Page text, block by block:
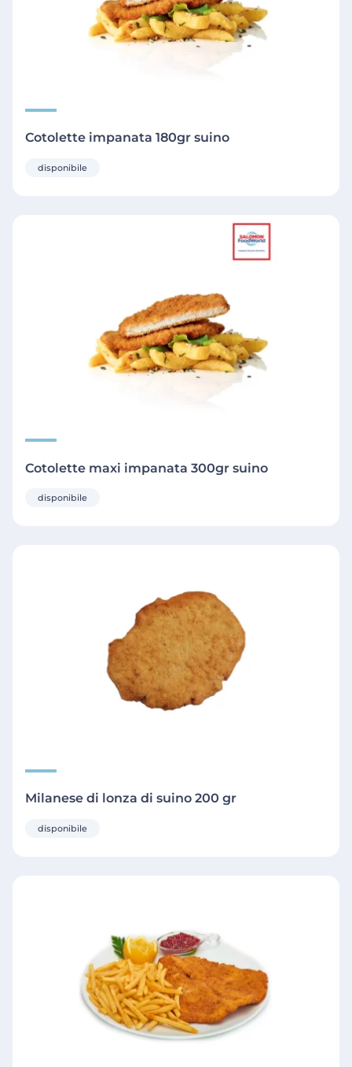
Cotolette impanata 180gr suino
disponibile
Cotolette maxi impanata 300gr suino
disponibile
Milanese di lonza di suino 200 gr
disponibile